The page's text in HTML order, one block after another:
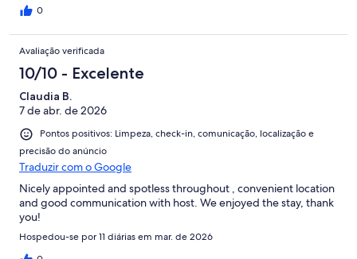
0
Avaliação verificada
10/10 - Excelente
Claudia B.
7 de abr. de 2026
Pontos positivos: Limpeza, check-in, comunicação, localização e
precisão do anúncio
Traduzir com o Google
Nicely appointed and spotless throughout , convenient location
and good communication with host. We enjoyed the stay, thank
you!
Hospedou-se por 11 diárias em mar. de 2026